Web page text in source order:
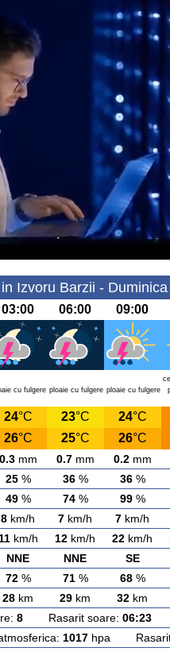
Izvoru Barzii -
03:00 06:00 09:00
cu fulgere ploaie cu fulgere ploaie cu fulgere
24°C 23°C 24°C
26°C 25°C 26°C
0.3mm 0.7mm 0.2mm
25% 36% 36%
49% 74% 99%
8 km/h 7 km/h 7 km/h
11km/h 12 km/h 22 km/h
NNE NNE SE
72% 71% 68%
28 km 29 km 32 km
8 Rasarit soare: 06:23
1017 hpa Rasarit